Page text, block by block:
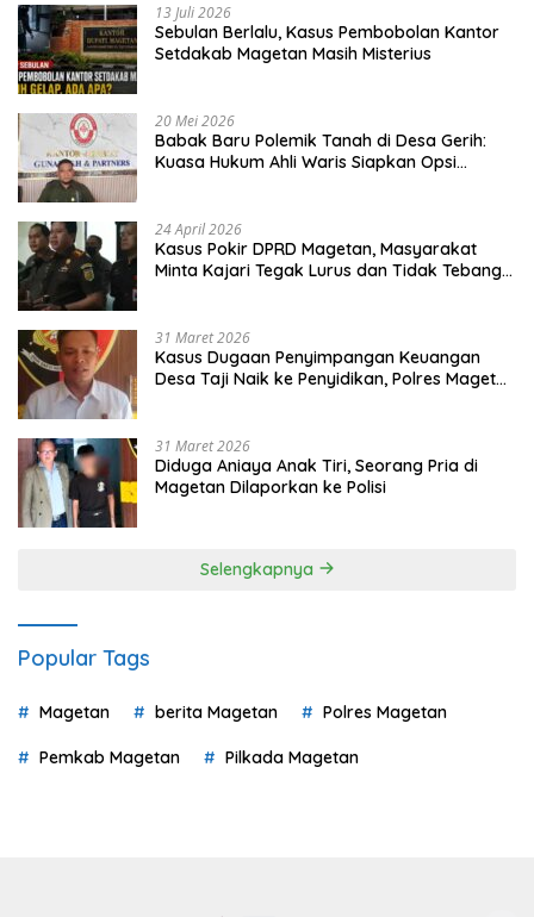
13 Juli 2026
Sebulan Berlalu, Kasus Pembobolan Kantor
Setdakab Magetan Masih Misterius
20 Mei 2026
Babak Baru Polemik Tanah di Desa Gerih:
Kuasa Hukum Ahli Waris Siapkan Opsi
24 April 2026
Kasus Pokir DPRD Magetan, Masyarakat
Minta Kajari Tegak Lurus dan Tidak Tebang
31 Maret 2026
Kasus Dugaan Penyimpangan Keuangan
Desa Taji Naik ke Penyidikan, Polres Magetan
31 Maret 2026
Diduga Aniaya Anak Tiri, Seorang Pria di
Magetan Dilaporkan ke Polisi
Selengkapnya
Popular Tags
Magetan berita Magetan Polres Magetan
Pemkab Magetan Pilkada Magetan